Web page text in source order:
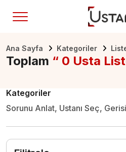
Ana Sayfa Kategoriler
Toplam “ 0 Usta
Kategoriler
Sorunu Anlat, Ustanı Seç,